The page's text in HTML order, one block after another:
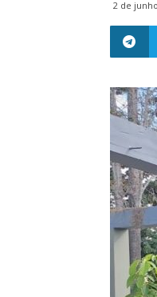
2 de